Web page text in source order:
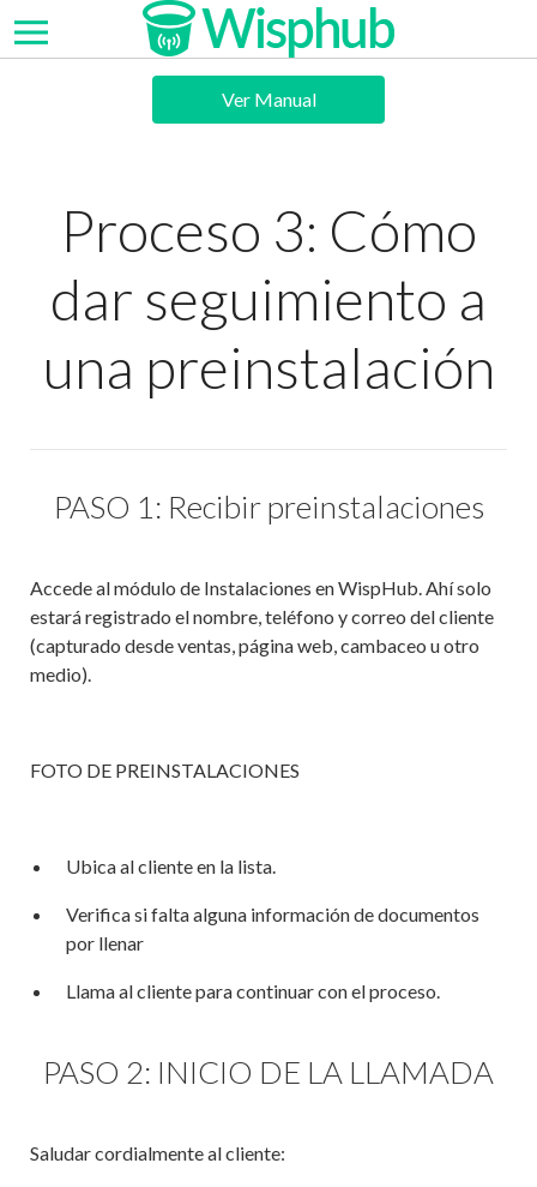
Ver Manual
Proceso 3: Cómo
dar seguimiento a
una preinstalación
PASO 1: Recibir preinstalaciones
Accede al módulo de Instalaciones en WispHub. Ahí solo
estará registrado el nombre, teléfono y correo del cliente
(capturado desde ventas, página web, cambaceo u otro
medio).
FOTO DE PREINSTALACIONES
Ubica al cliente en la lista.
Verifica si falta alguna información de documentos
por llenar
Llama al cliente para continuar con el proceso.
PASO 2: INICIO DE LA LLAMADA
Saludar cordialmente al cliente: